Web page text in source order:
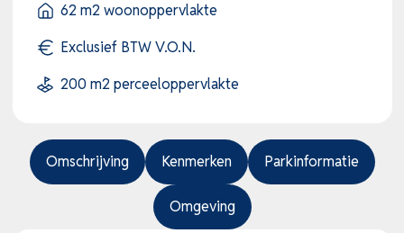
62 m2 woonoppervlakte
Exclusief BTW V.O.N.
200 m2 perceeloppervlakte
Omschrijving Kenmerken Parkinformatie
Omgeving